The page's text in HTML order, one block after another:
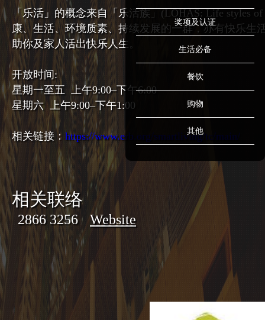
奖项及认证
生活必备
餐饮
购物
其他
「乐活」的概念来自「乐活族」(LOHAS: Life styles
康、生活、环境质素、持续发展的一群，亦有快乐生
助你及家人活出快乐人生。
开放时间:
星期一至五 上午9:00–下午6:00
星期六 上午9:00–下午1:00
相关链接： https://www.erb.org/smartliving/tc/main/
相关联络
2866 3256 Website